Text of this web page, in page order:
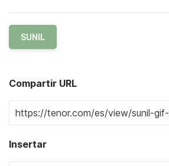
SUNIL
Compartir URL
Insertar